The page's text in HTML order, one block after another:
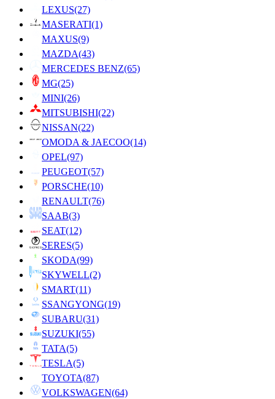
LEXUS(27)
MASERATI(1)
MAXUS(9)
MAZDA(43)
MERCEDES BENZ(65)
MG(25)
MINI(26)
MITSUBISHI(22)
NISSAN(22)
OMODA & JAECOO(14)
OPEL(97)
PEUGEOT(57)
PORSCHE(10)
RENAULT(76)
SAAB(3)
SEAT(12)
SERES(5)
SKODA(99)
SKYWELL(2)
SMART(11)
SSANGYONG(19)
SUBARU(31)
SUZUKI(55)
TATA(5)
TESLA(5)
TOYOTA(87)
VOLKSWAGEN(64)